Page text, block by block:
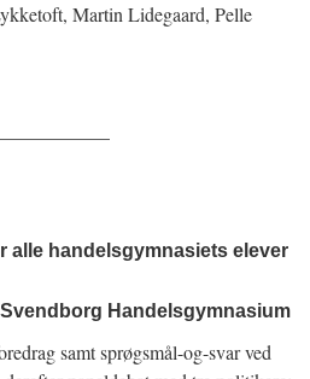
Martin Lidegaard, Pelle
alle handelsgymnasiets elever
Handelsgymnasium
samt sprøgsmål-og-svar ved